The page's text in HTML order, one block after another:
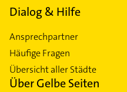
Dialog & Hilfe
Ansprechpartner
Häufige Fragen
Übersicht aller Städte
Über Gelbe Seiten